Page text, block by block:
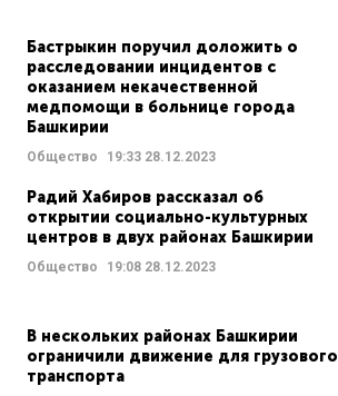
Бастрыкин поручил доложить о
расследовании инцидентов с
оказанием некачественной
медпомощи в больнице города
Башкирии
Общество 19:33 28.12.2023
Радий Хабиров рассказал об
открытии социально-культурных
центров в двух районах Башкирии
Общество 19:08 28.12.2023
В нескольких районах Башкирии
ограничили движение для грузового
транспорта